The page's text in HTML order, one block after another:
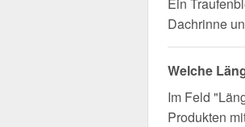
Dachrinne
Welche
Im Feld
Produkten